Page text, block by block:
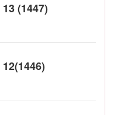
13 (1447)
12(1446)